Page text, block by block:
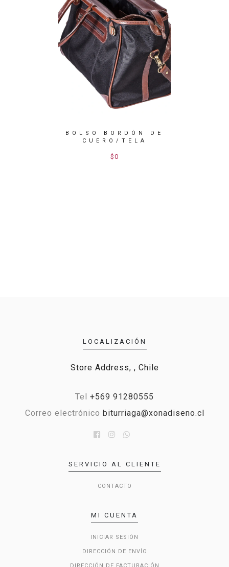
BOLSO BORDÓN DE
CUERO/TELA
$0
LOCALIZACIÓN
Store Address, , Chile
Tel +569 91280555
Correo electrónico biturriaga@xonadiseno.cl
SERVICIO AL CLIENTE
CONTACTO
MI CUENTA
INICIAR SESIÓN
DIRECCIÓN DE ENVÍO